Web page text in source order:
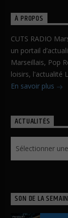
À PROPOS
CUTS RADIO
un portail
Marseillais, Pop
loisirs, l'actualité
En savoir plus
ACTUALITÉS
SON DE LA